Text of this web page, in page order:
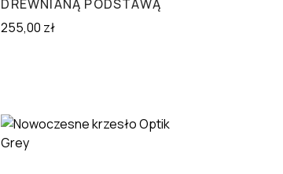
DREWNIANĄ PODSTAWĄ
255,00 zł